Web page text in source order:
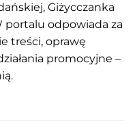
Giżycczanka
portalu odpowiada za
treści, oprawę
promocyjne –